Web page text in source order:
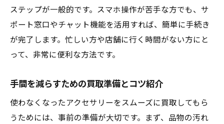
ステップが一般的です。スマホ操作が苦手な方でも、サ
ポート窓口やチャット機能を活用すれば、簡単に手続き
が完了します。忙しい方や店舗に行く時間がない方にと
って、非常に便利な方法です。
手間を減らすための買取準備とコツ紹介
使わなくなったアクセサリーをスムーズに買取してもら
うためには、事前の準備が大切です。まず、品物の汚れ